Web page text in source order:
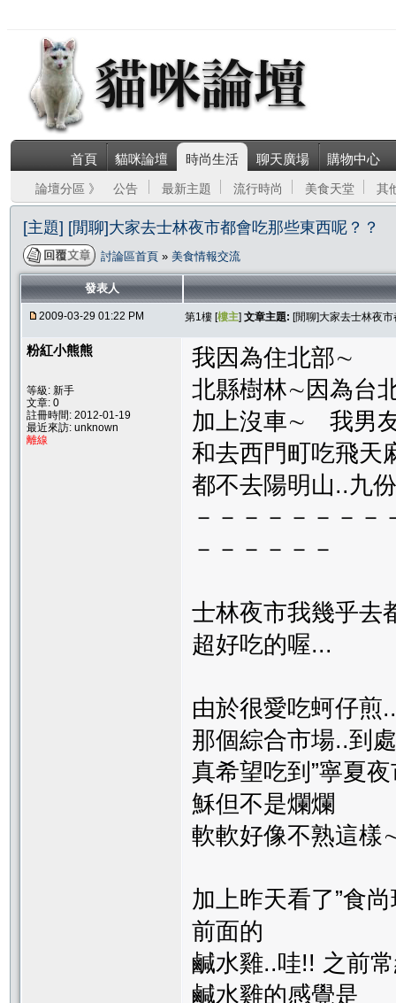
首頁 貓咪論壇 時尚生活 聊天廣場 購物中心
論壇分區 》 公告 最新主題 流行時尚 美食天堂 其
[主題] [閒聊]大家去士林夜市都會吃那些東西呢？？
討論區首頁 » 美食情報交流
發表人
2009-03-29 01:22 PM 第1樓 [樓主] 文章主題: [閒聊]大家去士林夜
粉紅小熊熊
等級: 新手
文章: 0
註冊時間: 2012-01-19
最近來訪: unknown
離線
我因為住北部∼
北縣樹林∼因為台
加上沒車∼ 我男
和去西門町吃飛天
都不去陽明山..九
－－－－－－－
－－－－－－
士林夜市我幾乎去
超好吃的喔...
由於很愛吃蚵仔煎
那個綜合市場..到
真希望吃到”寧夏
穌但不是爛爛
軟軟好像不熟這樣
加上昨天看了”食
前面的
鹹水雞..哇!! 之前
鹹水雞的感覺是